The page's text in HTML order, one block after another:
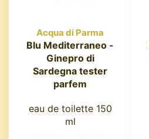
Acqua di Parma
Blu Mediterraneo -
Ginepro di
Sardegna tester
parfem
eau de toilette 150
ml